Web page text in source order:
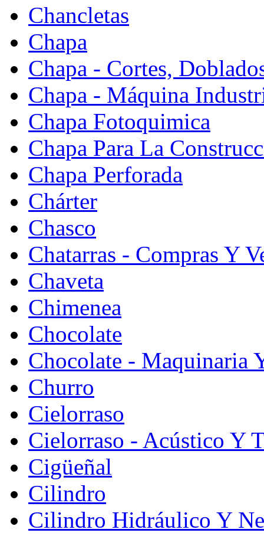
Chancletas
Chapa
Chapa - Cortes,
Chapa - Máquina
Chapa Fotoquimica
Chapa Para La
Chapa Perforada
Chárter
Chasco
Chatarras - Compras Y
Chaveta
Chimenea
Chocolate
Chocolate - Maquinaria
Churro
Cielorraso
Cielorraso - Acústico Y
Cigüeñal
Cilindro
Cilindro Hidráulico Y